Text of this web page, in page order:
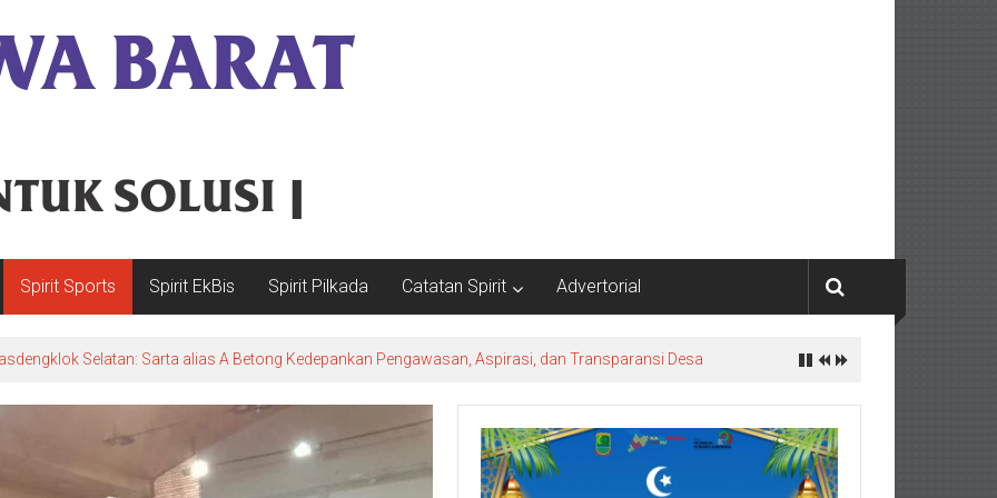
Spirit Sports Spirit EkBis Spirit Pilkada Catatan Spirit Advertorial
Selatan: Sarta alias A Betong Kedepankan Pengawasan, Aspirasi, dan Transparansi Desa